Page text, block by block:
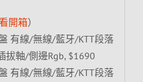
開箱）
有線/無線/藍牙/KTT段落
拔軸/側邊Rgb, $1690
有線/無線/藍牙/KTT段落